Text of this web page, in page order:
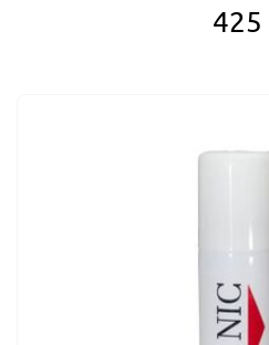
425